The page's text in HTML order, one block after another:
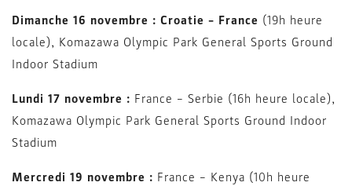
Dimanche 16 novembre : Croatie – France (19h heure
locale), Komazawa Olympic Park General Sports Ground
Indoor Stadium
Lundi 17 novembre : France – Serbie (16h heure locale),
Komazawa Olympic Park General Sports Ground Indoor
Stadium
Mercredi 19 novembre : France – Kenya (10h heure